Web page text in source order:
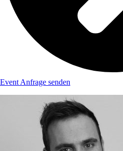
Event Anfrage senden